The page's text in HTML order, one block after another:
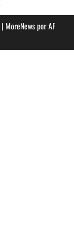
| MoreNewspor AF